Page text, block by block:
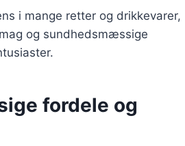
i mange retter og drikkevarer,
og sundhedsmæssige
fordele og